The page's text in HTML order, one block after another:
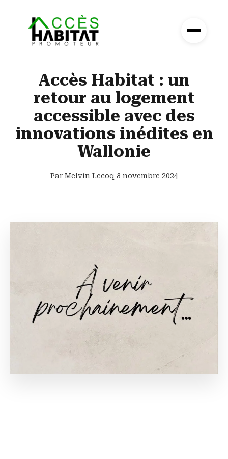
Accès Habitat : un
retour au logement
accessible avec des
innovations inédites en
Wallonie
Par Melvin Lecoq 8 novembre 2024